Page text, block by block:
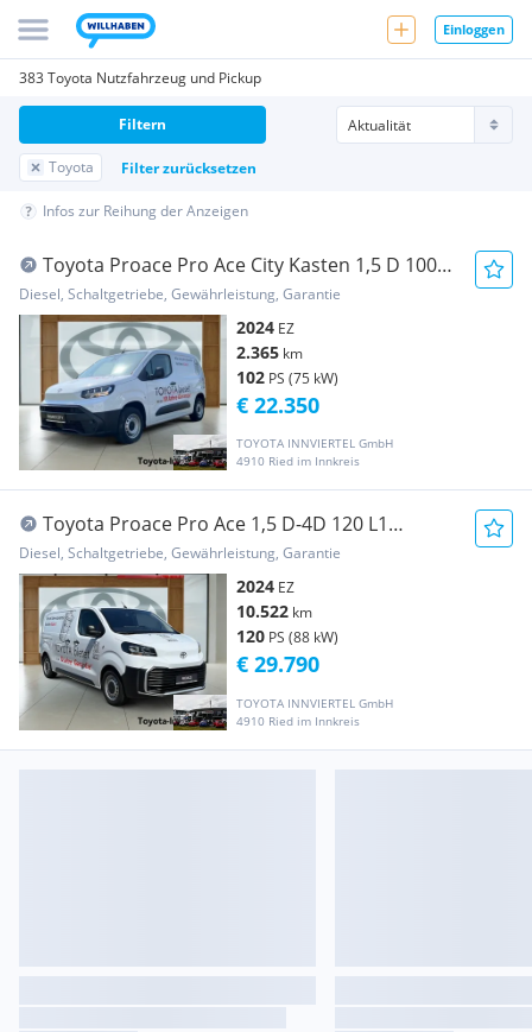
Einloggen
383 Toyota Nutzfahrzeug und Pickup
Toyota Filter zurücksetzen
Filtern
Infos zur Reihung der Anzeigen
Toyota Proace Pro Ace City Kasten 1,5 D 100
L1 ProWork Transporter / Kastenwagen
Diesel, Schaltgetriebe, Gewährleistung, Garantie
2024 EZ
2.365 km
102 PS (75 kW)
TOYOTA INNVIERTEL GmbH
4910 Ried im Innkreis
€ 22.350
Toyota Proace Pro Ace 1,5 D-4D 120 L1
ProWork Transporter / Kastenwagen
Diesel, Schaltgetriebe, Gewährleistung, Garantie
2024 EZ
10.522 km
120 PS (88 kW)
TOYOTA INNVIERTEL GmbH
4910 Ried im Innkreis
€ 29.790